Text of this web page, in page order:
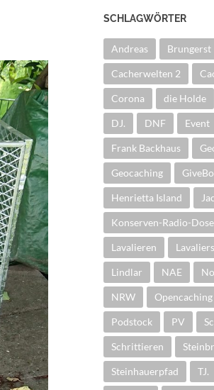
SCHLAGWÖRTER
Andreas Brungerst
Cacherwelten 2
Corona die Holde
DJ. DNF Event
Frank Backhaus
Geocaching
Henrietta Island
Konserven-Radio-
Lavalieren
Lindlar NAE
NRW Opencaching
Podstock PV
Schrittieren
Steinhauerpfad TJ.